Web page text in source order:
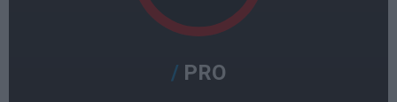
PRO